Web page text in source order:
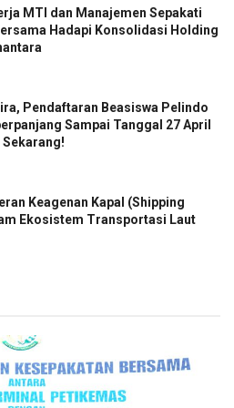
MTI dan Manajemen Sepakati
Hadapi Konsolidasi Holding
Pendaftaran Beasiswa Pelindo
Sampai Tanggal 27 April
Sekarang!
Keagenan Kapal (Shipping
Ekosistem Transportasi Laut